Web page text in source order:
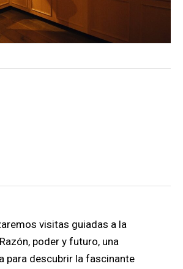
visitas guiadas a la
poder y futuro, una
para descubrir la fascinante